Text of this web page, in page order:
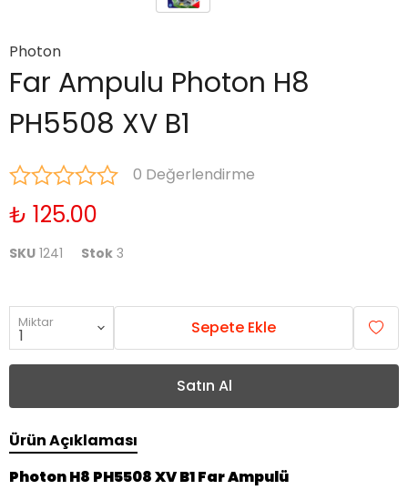
Photon
Far Ampulu Photon H8
PH5508 XV B1
0 Değerlendirme
₺ 125.00
SKU 1241 Stok 3
Miktar Sepete Ekle
Satın Al
Ürün Açıklaması
Photon H8 PH5508 XV B1 Far Ampulü